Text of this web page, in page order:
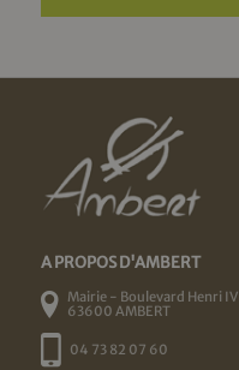
A PROPOS D'AMBERT
Mairie - Boulevard Henri IV
63600 AMBERT
04 73 82 07 60